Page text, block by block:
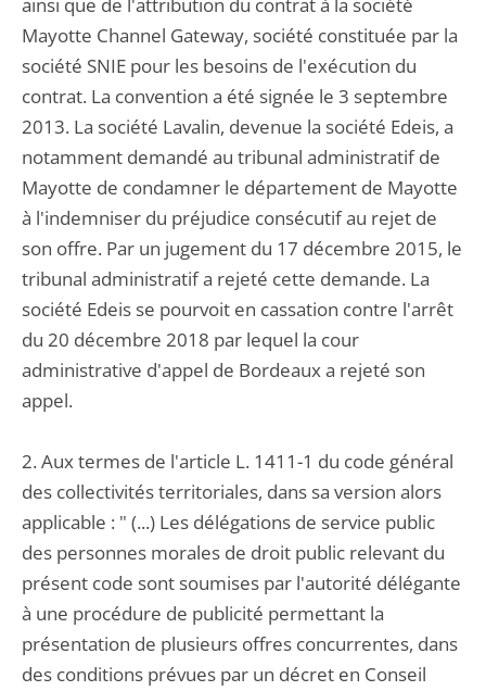
Mayotte Channel Gateway, société constituée par la
société SNIE pour les besoins de l'exécution du
contrat. La convention a été signée le 3 septembre
2013. La société Lavalin, devenue la société Edeis, a
notamment demandé au tribunal administratif de
Mayotte de condamner le département de Mayotte
à l'indemniser du préjudice consécutif au rejet de
son offre. Par un jugement du 17 décembre 2015, le
tribunal administratif a rejeté cette demande. La
société Edeis se pourvoit en cassation contre l'arrêt
du 20 décembre 2018 par lequel la cour
administrative d'appel de Bordeaux a rejeté son
appel.
2. Aux termes de l'article L. 1411-1 du code général
des collectivités territoriales, dans sa version alors
applicable : " (...) Les délégations de service public
des personnes morales de droit public relevant du
présent code sont soumises par l'autorité délégante
à une procédure de publicité permettant la
présentation de plusieurs offres concurrentes, dans
des conditions prévues par un décret en Conseil